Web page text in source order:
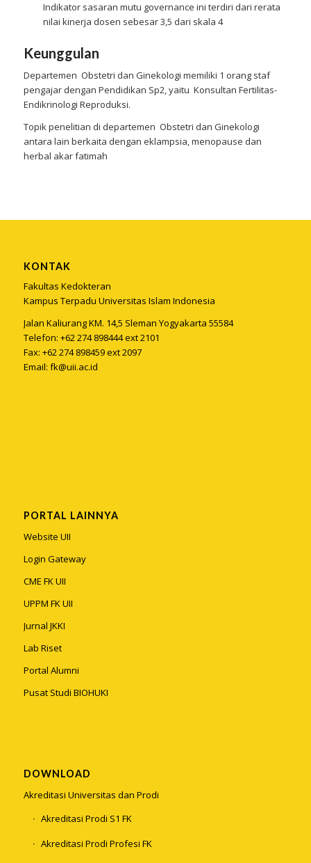
Indikator sasaran mutu governance ini terdiri dari rerata
nilai kinerja dosen sebesar 3,5 dari skala 4
Keunggulan
Departemen Obstetri dan Ginekologi memiliki 1 orang staf
pengajar dengan Pendidikan Sp2, yaitu Konsultan Fertilitas-
Endikrinologi Reproduksi.
Topik penelitian di departemen Obstetri dan Ginekologi
antara lain berkaita dengan eklampsia, menopause dan
herbal akar fatimah
KONTAK
Fakultas Kedokteran
Kampus Terpadu Universitas Islam Indonesia
Jalan Kaliurang KM. 14,5 Sleman Yogyakarta 55584
Telefon: +62 274 898444 ext 2101
Fax: +62 274 898459 ext 2097
Email: fk@uii.ac.id
PORTAL LAINNYA
Website UII
Login Gateway
CME FK UII
UPPM FK UII
Jurnal JKKI
Lab Riset
Portal Alumni
Pusat Studi BIOHUKI
DOWNLOAD
Akreditasi Universitas dan Prodi
Akreditasi Prodi S1 FK
Akreditasi Prodi Profesi FK